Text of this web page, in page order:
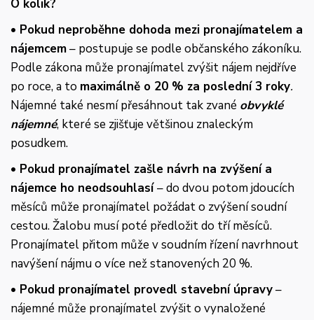
O kolik?
• Pokud neproběhne dohoda mezi pronajímatelem a
nájemcem– postupuje se podle občanského zákoníku.
Podle zákona může pronajímatel zvýšit nájem nejdříve
po roce, a to maximálně o 20 % za poslední 3 roky.
Nájemné také nesmí přesáhnout tak zvané obvyklé
nájemné, které se zjišťuje většinou znaleckým
posudkem.
• Pokud pronajímatel zašle návrh na zvýšení a
nájemce ho neodsouhlasí– do dvou potom jdoucích
měsíců může pronajímatel požádat o zvýšení soudní
cestou. Žalobu musí poté předložit do tří měsíců.
Pronajímatel přitom může v soudním řízení navrhnout
navýšení nájmu o více než stanovených 20 %.
• Pokud pronajímatel provedl stavební úpravy–
nájemné může pronajímatel zvýšit o vynaložené